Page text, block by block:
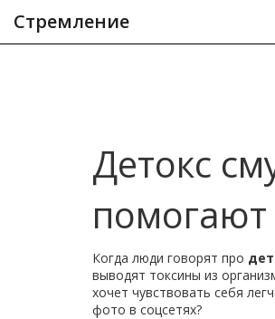
Стремление
Детокс
Когда люди говорят про
выводят токсины из
хочет чувствовать себя
фото в соцсетях?